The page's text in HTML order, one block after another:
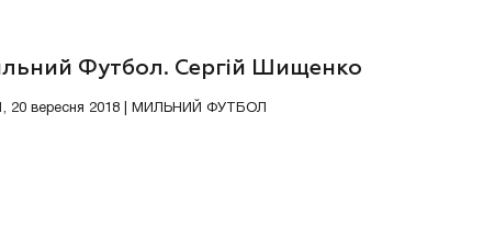
Футбол. Сергій Шищенко
20 вересня 2018 | МИЛЬНИЙ ФУТБОЛ